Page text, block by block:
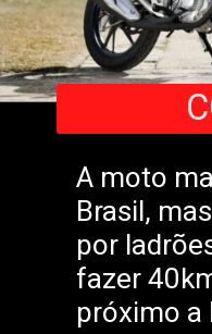
A moto
Brasil,
por
fazer
próximo a